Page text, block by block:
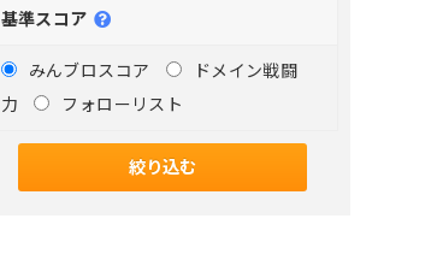
基準スコア
みんブロスコア
ドメイン戦闘
力
フォローリスト